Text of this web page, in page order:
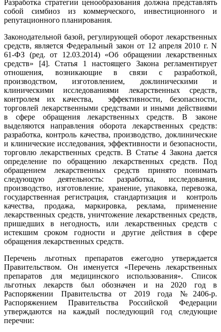
Разработка стратегии ценообразования должна представлять
собой симбиоз из коммерческого, инвестиционного и
репутационного планирования.
Законодательной базой, регулирующей оборот лекарственных
средств, является Федеральный закон от 12 апреля 2010 г. N
61-ФЗ (ред. от 12.03.2014) «Об обращении лекарственных
средств» [4]. Статья 1 настоящего Закона регламентирует
отношения, возникающие в связи с разработкой,
производством, изготовлением, доклиническими и
клиническими исследованиями лекарственных средств,
контролем их качества, эффективности, безопасности,
торговлей лекарственными средствами и иными действиями
в сфере обращения лекарственных средств. В законе
выделяются направления оборота лекарственных средств:
разработка, контроль качества, производство, доклинические
и клинические исследования, эффективности и безопасности,
торговлю лекарственных средств. В Статье 4 Закона дается
определение по обращению лекарственных средств. Под
обращением лекарственных средств принято понимать
следующую деятельность: разработка, исследования,
производство, изготовление, хранение, упаковка, перевозка,
государственная регистрация, стандартизация и контроль
качества, продажа, маркировка, реклама, применение
лекарственных средств, уничтожение лекарственных средств,
пришедших в негодность, или лекарственных средств с
истекшим сроком годности и другие действия в сфере
обращения лекарственных средств.
Перечень льготных препаратов ежегодно утверждается
Правительством. Он именуется «Перечень лекарственных
препаратов для медицинского использования». Список
льготных лекарств был обозначен и на 2020 год в
Распоряжении Правительства от 2019 года №2406-р.
Распоряжением Правительства Российской Федерации
утверждаются на каждый последующий год следующие
перечни: